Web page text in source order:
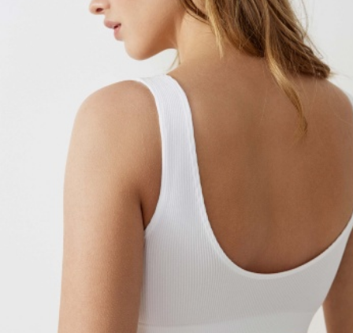
SELA × МАЛЕНЬКИЙ ПРИНЦновое
ПРИМЕРИТЬ ОНЛАЙН
СКОРО В ПРОДАЖЕ
РАСПРОДАЖА ДО -60%
ПОДАРОЧНЫЕ СЕРТИФИКАТЫ
НА СЛУЧАЙ ПОНЕДЕЛЬНИКА
КОНСТРУКТОР ГАРДЕРОБА
НОВИНКИ
АКСЕССУАРЫ